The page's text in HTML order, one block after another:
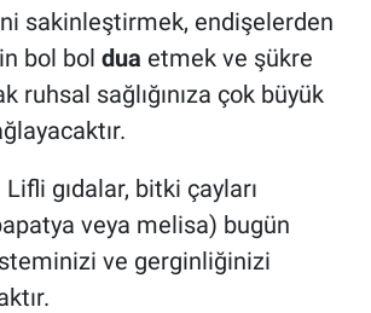
sakinleştirmek, endişelerden
bol bol dua etmek ve şükre
ruhsal sağlığınıza çok büyük
Lifli gıdalar, bitki çayları
veya melisa) bugün
ve gerginliğinizi